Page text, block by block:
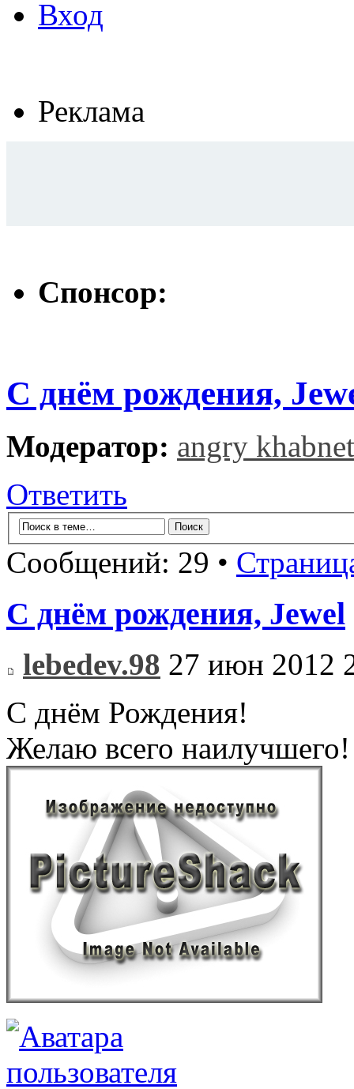
Вход
Реклама
Спонсор:
С днём рождения,
Модератор: angry khabnet
Ответить
Сообщений: 29 •
С днём рождения, Jewel
lebedev.98 27 июн 2012
С днём Рождения!
Желаю всего наилучшего!